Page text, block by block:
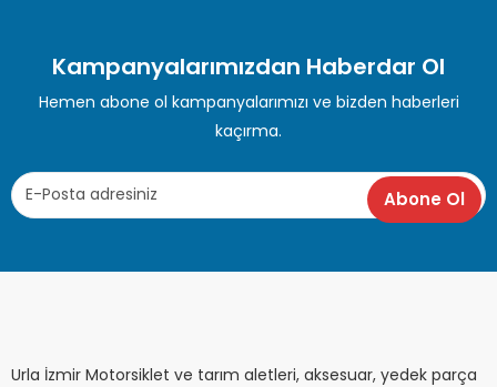
Kampanyalarımızdan Haberdar Ol
Hemen abone ol kampanyalarımızı ve bizden haberleri
kaçırma.
Urla İzmir Motorsiklet ve tarım aletleri, aksesuar, yedek parça